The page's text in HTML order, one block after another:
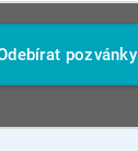
pozvánky